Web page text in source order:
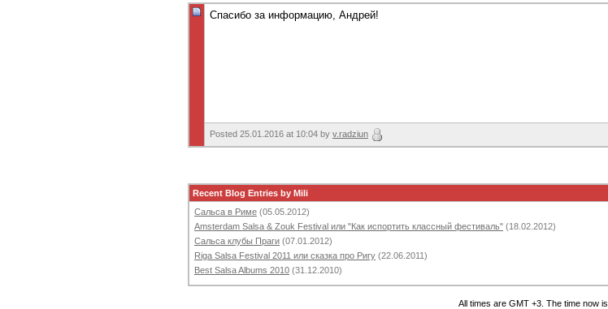
Спасибо за информацию, Андрей!
Posted 25.01.2016 at 10:04 by v.radziun
Recent Blog Entries by Mili
Сальса в Риме (05.05.2012)
Amsterdam Salsa & Zouk Festival или "Как испортить классный фестиваль" (18.02.2012)
Сальса клубы Праги (07.01.2012)
Riga Salsa Festival 2011 или сказка про Ригу (22.06.2011)
Best Salsa Albums 2010 (31.12.2010)
All times are GMT +3. The time now is